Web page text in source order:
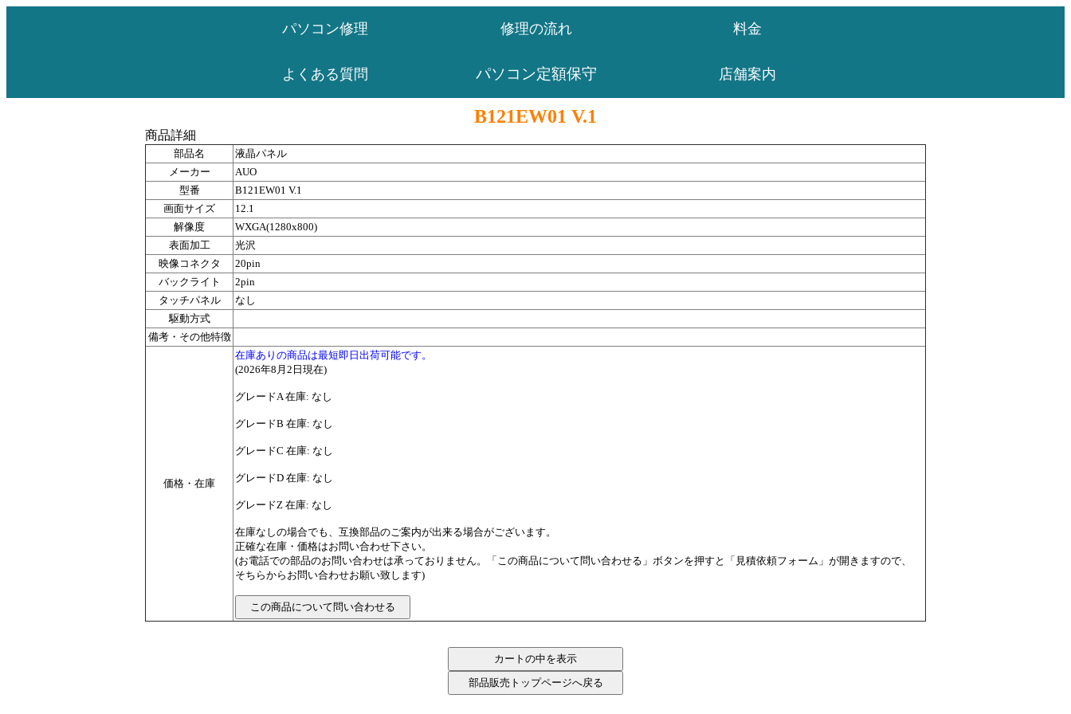
パソコン修理 修理の流れ 料金
よくある質問 パソコン定額保守 店舗案内
B121EW01 V.1
商品詳細
部品名
液晶パネル
メーカー
AUO
型番
B121EW01 V.1
画面サイズ
12.1
解像度
WXGA(1280x800)
表面加工
光沢
映像コネクタ
20pin
バックライト
2pin
タッチパネル
なし
駆動方式
備考・その他特徴
価格・在庫
在庫ありの商品は最短即日出荷可能です。
(2026年8月2日現在)
グレードA 在庫: なし
グレードB 在庫: なし
グレードC 在庫: なし
グレードD 在庫: なし
グレードZ 在庫: なし
在庫なしの場合でも、互換部品のご案内が出来る場合がございます。
正確な在庫・価格はお問い合わせ下さい。
(お電話での部品のお問い合わせは承っておりません。「この商品について問い合わせる」ボタンを押すと「見積依頼フォーム」が開きますので、
そちらからお問い合わせお願い致します)